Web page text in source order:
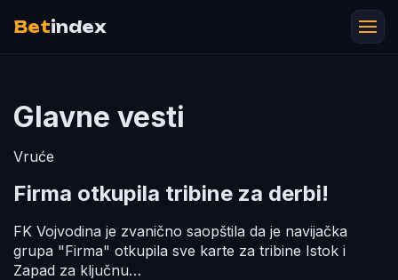
Betindex
Glavne vesti
Vruće
Firma otkupila tribine za derbi!
FK Vojvodina je zvanično saopštila da je navijačka
grupa "Firma" otkupila sve karte za tribine Istok i
Zapad za ključnu…